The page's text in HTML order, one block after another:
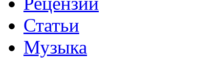
Статьи
Музыка